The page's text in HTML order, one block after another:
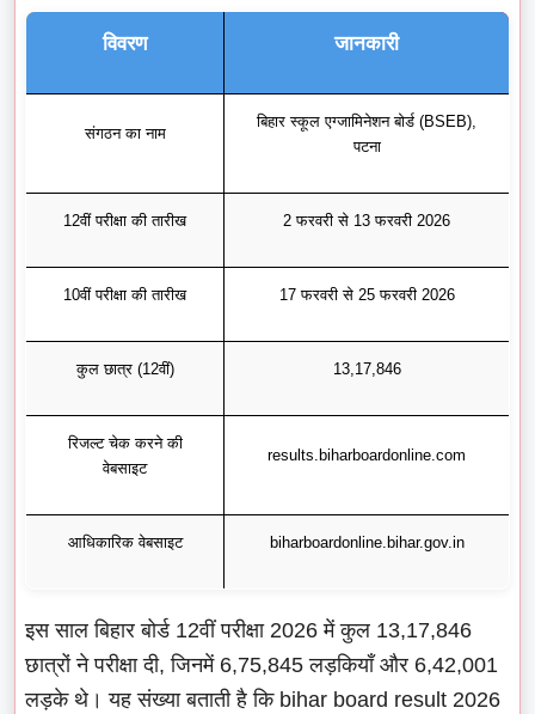
विवरण जानकारी
संगठन का नाम
बिहार स्कूल एग्जामिनेशन बोर्ड (BSEB),
पटना
12वीं परीक्षा की तारीख 2 फरवरी से 13 फरवरी 2026
10वीं परीक्षा की तारीख 17 फरवरी से 25 फरवरी 2026
कुल छात्र (12वीं) 13,17,846
रिजल्ट चेक करने की
वेबसाइट
results.biharboardonline.com
आधिकारिक वेबसाइट biharboardonline.bihar.gov.in
इस साल बिहार बोर्ड 12वीं परीक्षा 2026 में कुल 13,17,846
छात्रों ने परीक्षा दी, जिनमें 6,75,845 लड़कियाँ और 6,42,001
लड़के थे। यह संख्या बताती है कि bihar board result 2026